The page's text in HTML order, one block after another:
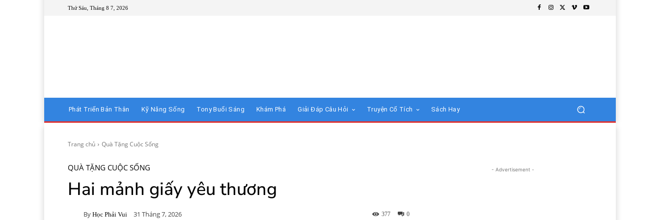
Thứ Sáu, Tháng 8 7, 2026
Phát Triển Bản Thân Kỹ Năng Sống Tony Buổi Sáng Khám Phá Giải Đáp Câu Hỏi Truyện Cổ Tích Sách Hay
Trang chủ Quà Tặng Cuộc Sống
QUÀ TẶNG CUỘC SỐNG
Hai mảnh giấy yêu thương
By Học Phải Vui 31 Tháng 7, 2026 0
377
- Advertisement -